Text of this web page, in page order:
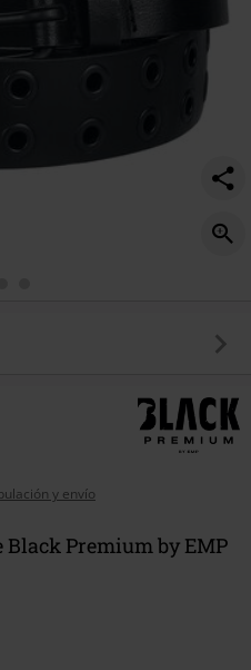
y envío
Black Premium by EMP